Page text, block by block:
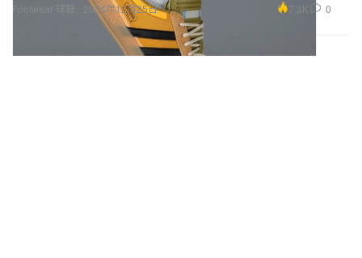
Footwear 球鞋 2024年12月25日 7.3K 0